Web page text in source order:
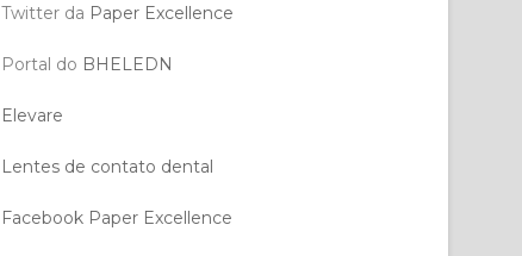
Twitter da Paper Excellence
Portal do BHELEDN
Elevare
Lentes de contato dental
Facebook Paper Excellence